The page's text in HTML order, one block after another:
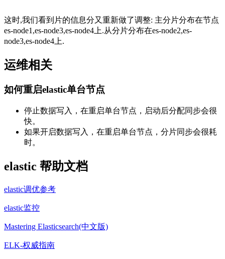
这时,我们看到片的信息分又重新做了调整: 主分片分布在节点
es-node1,es-node3,es-node4上.从分片分布在es-node2,es-
node3,es-node4上.
运维相关
如何重启elastic单台节点
停止数据写入，在重启单台节点，启动后分配同步会很
快。
如果开启数据写入，在重启单台节点，分片同步会很耗
时。
elastic 帮助文档
elastic调优参考
elastic监控
Mastering Elasticsearch(中文版)
ELK-权威指南